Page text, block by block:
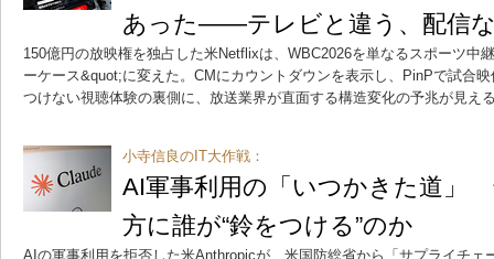
あった――テレビと違う、配信
150億円の放映権を独占した米Netflixは、WBC2026を単なるスポーツ中
ーケース&quot;に変えた。CMにカウントダウンを表示し、PinPで試合
つけない視聴体験の裏側に、放送業界が直面する構造変化の予兆が見え
小寺信良のIT大作戦：
AI軍事利用の「いつかきた道」
方に誰が“鈴をつける”のか
AIの軍事利用を拒否した米Anthropicが、米国防総省から「サプライチェ